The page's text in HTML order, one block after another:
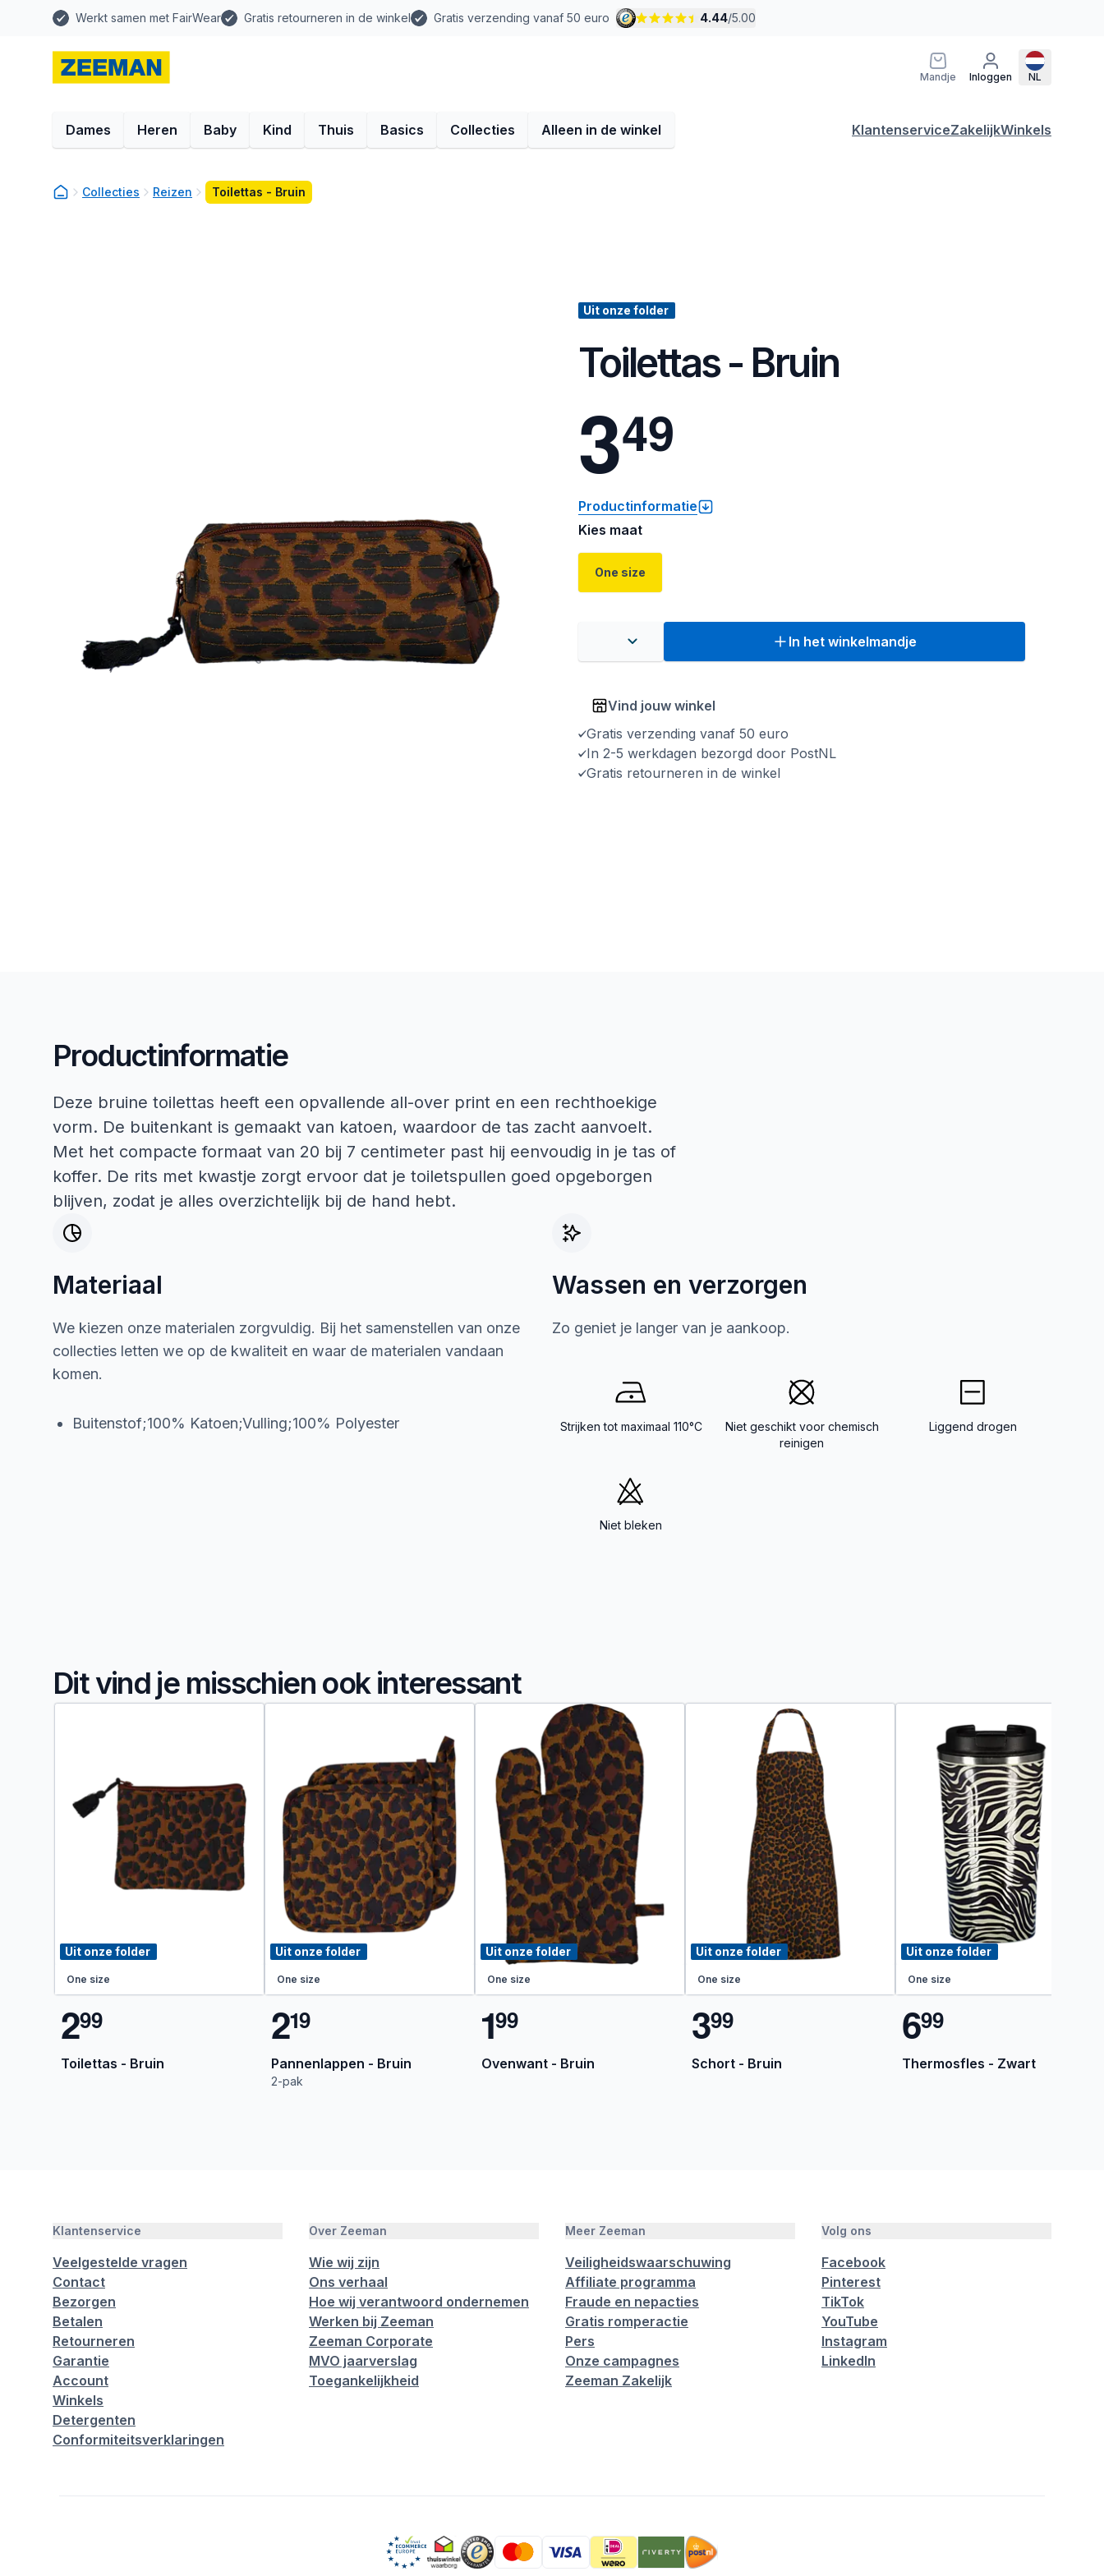
Werkt samen met FairWear Gratis retourneren in de winkel Gratis verzending vanaf 50 euro 4.44/5.00
Mandje Inloggen NL
Dames Heren Baby Kind Thuis Basics Collecties Alleen in de winkel KlantenserviceZakelijkWinkels
Collecties Reizen Toilettas - Bruin
Uit onze folder
Toilettas - Bruin
349
Productinformatie
Kies maat
One size
In het winkelmandje
Vind jouw winkel
Gratis verzending vanaf 50 euro
In 2-5 werkdagen bezorgd door PostNL
Gratis retourneren in de winkel
Productinformatie
Deze bruine toilettas heeft een opvallende all-over print en een rechthoekige
vorm. De buitenkant is gemaakt van katoen, waardoor de tas zacht aanvoelt.
Met het compacte formaat van 20 bij 7 centimeter past hij eenvoudig in je tas of
koffer. De rits met kwastje zorgt ervoor dat je toiletspullen goed opgeborgen
blijven, zodat je alles overzichtelijk bij de hand hebt.
Materiaal
We kiezen onze materialen zorgvuldig. Bij het samenstellen van onze
collecties letten we op de kwaliteit en waar de materialen vandaan
komen.
Buitenstof;100% Katoen;Vulling;100% Polyester
Wassen en verzorgen
Zo geniet je langer van je aankoop.
Strijken tot maximaal 110°C
Niet geschikt voor chemisch
reinigen
Liggend drogen
Niet bleken
Dit vind je misschien ook interessant
Uit onze folder
One size
299
Toilettas - Bruin
Uit onze folder
One size
219
Pannenlappen - Bruin
2-pak
Uit onze folder
One size
199
Ovenwant - Bruin
Uit onze folder
One size
399
Schort - Bruin
Uit onze folder
One size
699
Thermosfles - Zwart
Klantenservice
Veelgestelde vragen
Contact
Bezorgen
Betalen
Retourneren
Garantie
Account
Winkels
Detergenten
Conformiteitsverklaringen
Over Zeeman
Wie wij zijn
Ons verhaal
Hoe wij verantwoord ondernemen
Werken bij Zeeman
Zeeman Corporate
MVO jaarverslag
Toegankelijkheid
Meer Zeeman
Veiligheidswaarschuwing
Affiliate programma
Fraude en nepacties
Gratis romperactie
Pers
Onze campagnes
Zeeman Zakelijk
Volg ons
Facebook
Pinterest
TikTok
YouTube
Instagram
LinkedIn